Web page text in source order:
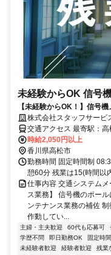
未経験からOK 信号
【未経験からOK！】信号
株式会社スタッフサービ
時給2,050円以上
香川県高松市
勤務時間 固定時間制
憩60分 残業は15(時間以
仕事内容 交通システム
ス業務】 信号機のポー
ンテナンス業務の補佐
作動してい...
主婦・主夫歓迎 60代も応募可
学歴不問
即日勤務OK 固定時
未経験者歓迎
経験者歓迎 残業